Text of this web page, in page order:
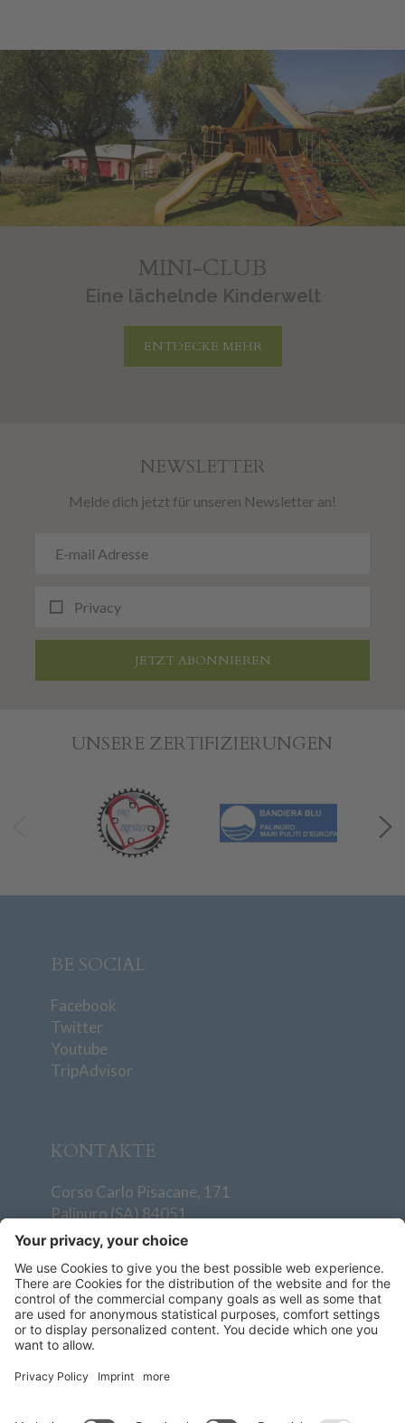
MINI-CLUB
Eine lächelnde Kinderwelt
ENTDECKE MEHR
NEWSLETTER
Melde dich jetzt für unseren Newsletter an!
Privacy
JETZT ABONNIEREN
UNSERE ZERTIFIZIERUNGEN
BE SOCIAL
Facebook
Twitter
Youtube
TripAdvisor
KONTAKTE
Corso Carlo Pisacane, 171
Palinuro (SA) 84051
T+39 0974 938501
+39 379 193 4811
Wie Sie uns erreichen
AGBs